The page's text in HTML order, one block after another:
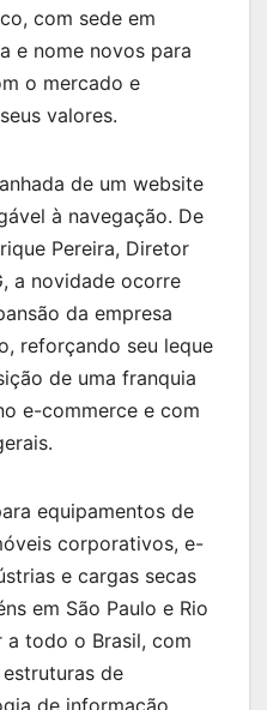
com sede em
e nome novos para
o mercado e
valores.
de um website
à navegação. De
Pereira, Diretor
a novidade ocorre
da empresa
reforçando seu leque
de uma franquia
e-commerce e com
equipamentos de
corporativos, e-
e cargas secas
em São Paulo e Rio
a todo o Brasil, com
de
de informação